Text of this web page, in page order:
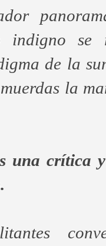
indigno se
de la
la
una crítica